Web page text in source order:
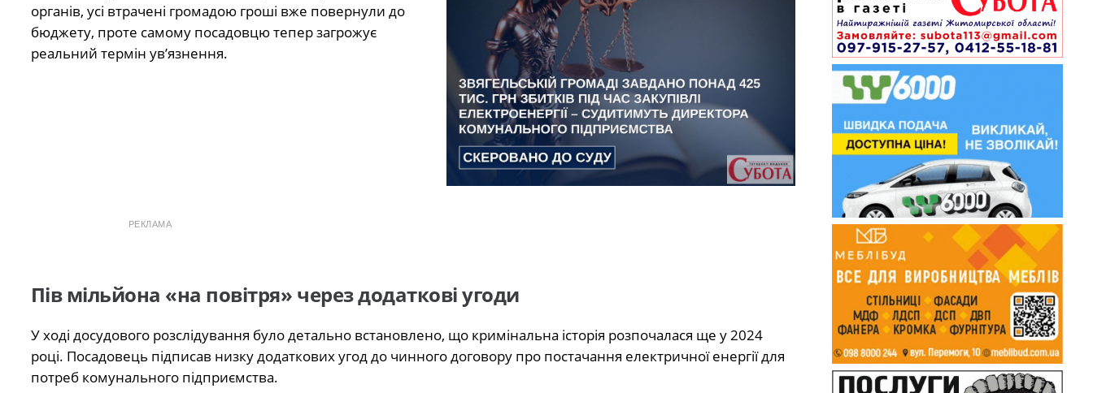
органів, усі втрачені громадою гроші вже повернули до
бюджету, проте самому посадовцю тепер загрожує
реальний термін ув’язнення.
РЕКЛАМА
Пів мільйона «на повітря» через додаткові угоди
У ході досудового розслідування було детально встановлено, що кримінальна історія розпочалася ще у 2024
році. Посадовець підписав низку додаткових угод до чинного договору про постачання електричної енергії для
потреб комунального підприємства.